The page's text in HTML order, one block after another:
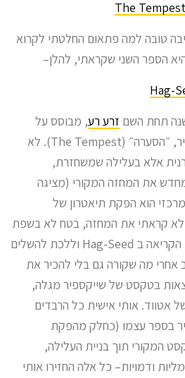
The Tempest
טובה למה פתאום החלטתי לקרוא
Hag-
תחת השם זרע רע, מבוסס על
המחזה האחרון של שייקספיר, ״הסערה״ (The Tempest). לא
אלא בעלילה שמשחזרת,
את המחזה המקורי (מציגה
הוא הפקת תיאטרון של
לא קראתי את המחזה, בטח לא בשפת
המקור, החלטתי לעצור את הקריאה ב Hag-Seed וללכת להשלים
אחרי מה שקורה גם בלי להכיר את
בטקסט של שייקספיר מגלה,
אטווד. אותי אישית כל הרבדים
בספר עצמו (כחלק מהפקת
המקורי תוך בניית העלילה,
ודמויות– כל אלה החזירו אותי